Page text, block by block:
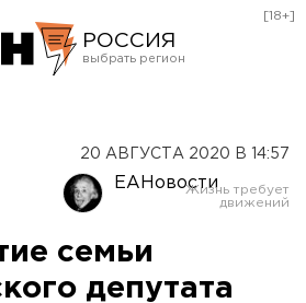
РОССИЯ
Оренбург
[18+]
20 АВГУСТА 2020 В 14:57
ЕАНовости
семьи
депутата